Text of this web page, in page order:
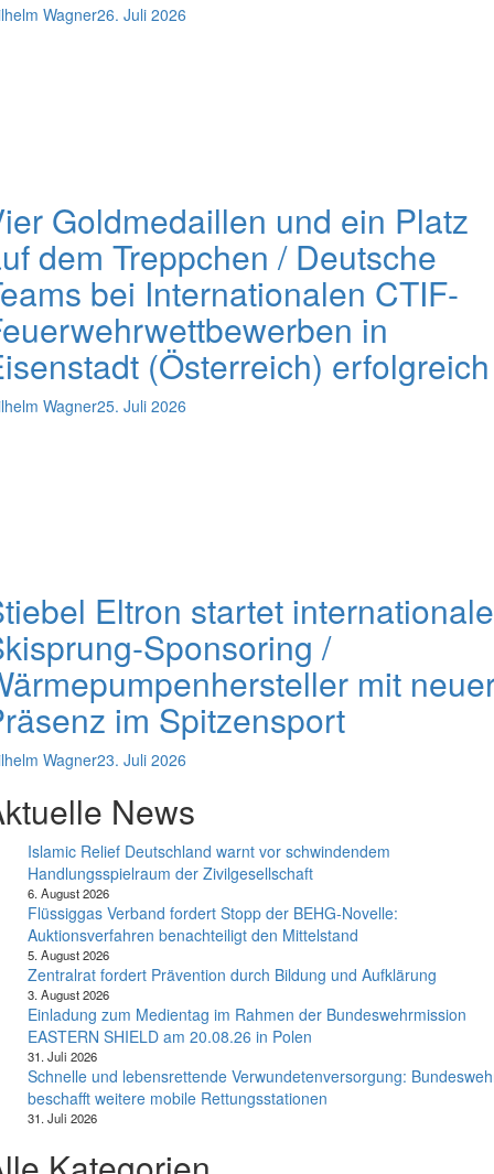
Wagner26. Juli 2026
Goldmedaillen und ein Platz
dem Treppchen / Deutsche
bei Internationalen CTIF-
in
(Österreich) erfolgreich
Wagner25. Juli 2026
Eltron startet
Sponsoring /
mit
im Spitzensport
Wagner23. Juli 2026
News
Islamic Relief Deutschland warnt vor schwindendem
Handlungsspielraum der Zivilgesellschaft
6. August 2026
Flüssiggas Verband fordert Stopp der BEHG-Novelle:
Auktionsverfahren benachteiligt den Mittelstand
5. August 2026
Zentralrat fordert Prävention durch Bildung und Aufklärung
3. August 2026
Einladung zum Medientag im Rahmen der Bundeswehrmission
EASTERN SHIELD am 20.08.26 in Polen
31. Juli 2026
Schnelle und lebensrettende Verwundetenversorgung:
beschafft weitere mobile Rettungsstationen
31. Juli 2026